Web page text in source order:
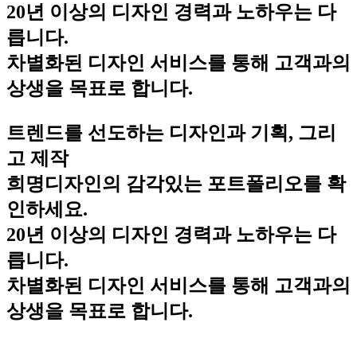
20년 이상의 디자인 경력과 노하우는 다
릅니다.
차별화된 디자인 서비스를 통해 고객과의
상생을 목표로 합니다.
트렌드를 선도하는 디자인과 기획, 그리
고 제작
희명디자인의 감각있는 포트폴리오를 확
인하세요.
20년 이상의 디자인 경력과 노하우는 다
릅니다.
차별화된 디자인 서비스를 통해 고객과의
상생을 목표로 합니다.